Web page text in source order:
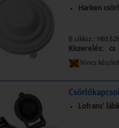
Harken
B.cikksz.:
Kiszerelés: cs
Nincs
Lofrans'